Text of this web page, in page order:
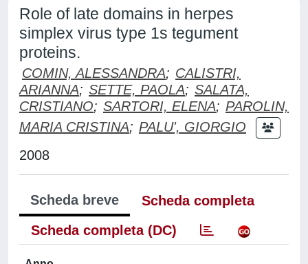
Role of late domains in herpes
simplex virus type 1s tegument
proteins.
COMIN, ALESSANDRA; CALISTRI,
ARIANNA; SETTE, PAOLA; SALATA,
CRISTIANO; SARTORI, ELENA; PAROLIN,
MARIA CRISTINA; PALU', GIORGIO
2008
Scheda breve
Scheda completa
Scheda completa (DC)